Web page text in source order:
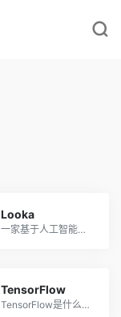
Looka
一家基于人工智能的平面设计公司
TensorFlow
TensorFlow是什么？ TensorFl...